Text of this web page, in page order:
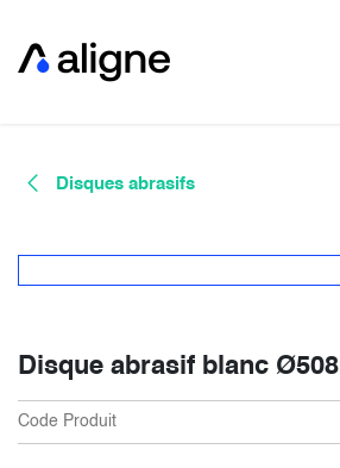
Disques abrasifs
Disque abrasif blanc
Code Produit